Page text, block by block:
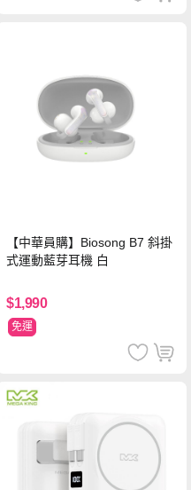
【中華員購】Biosong B7 斜掛
式運動藍芽耳機 白
$1,990
免運